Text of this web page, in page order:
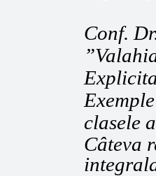
Conf.
clasele
Câteva